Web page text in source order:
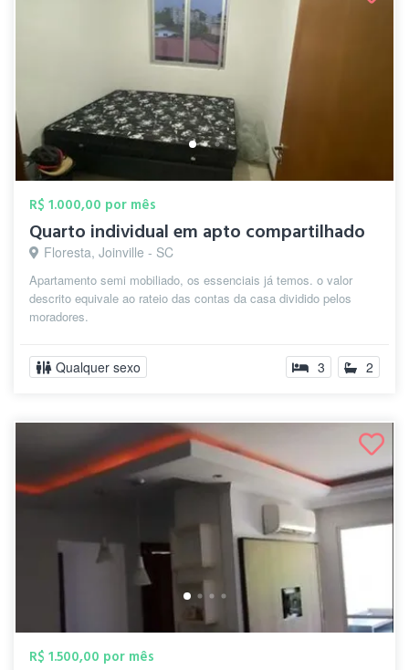
R$ 1.000,00 por mês
Quarto individual em apto compartilhado
Floresta, Joinville - SC
Apartamento semi mobiliado, os essenciais já temos. o valor
descrito equivale ao rateio das contas da casa dividido pelos
moradores.
Qualquer sexo 3 2
R$ 1.500,00 por mês